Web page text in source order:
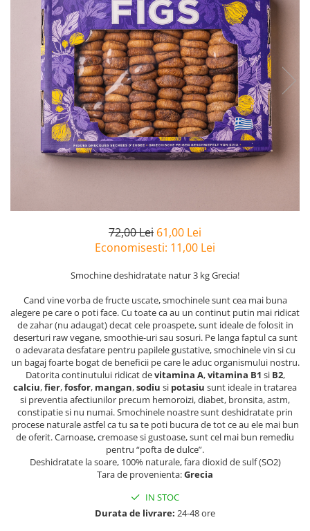
OREZ ȘI CEREALE
CREME ȘI PASTE TARTINABILE
CONDIMENTE
CEAIURI GRECEȘTI
CIOCOLATĂ ȘI CACAO
HEALTHY SNACKS
SUPERALIMENTE
LACTATE
PRODUSE ROMÂNEȘTI
TOATE PRODUSELE
72,00 Lei 61,00 Lei
Economisesti: 11,00 Lei
Smochine deshidratate natur 3 kg Grecia!
Cand vine vorba de fructe uscate, smochinele sunt cea mai buna
alegere pe care o poti face. Cu toate ca au un continut putin mai ridicat
de zahar (nu adaugat) decat cele proaspete, sunt ideale de folosit in
deserturi raw vegane, smoothie-uri sau sosuri. Pe langa faptul ca sunt
o adevarata desfatare pentru papilele gustative, smochinele vin si cu
un bagaj foarte bogat de beneficii pe care le aduc organismului nostru.
Datorita continutului ridicat devitamina A,vitamina B1 si B2,
calciu,fier,fosfor, mangan,sodiu si potasiu sunt ideale in tratarea
si preventia afectiunilor precum hemoroizi, diabet, bronsita, astm,
constipatie si nu numai. Smochinele noastre sunt deshidratate prin
procese naturale astfel ca tu sa te poti bucura de tot ce au ele mai bun
de oferit. Carnoase, cremoase si gustoase, sunt cel mai bun remediu
pentru “pofta de dulce”.
Deshidratate la soare, 100% naturale, fara dioxid de sulf (SO2)
Tara de provenienta:Grecia
IN STOC
Durata de livrare: 24-48 ore